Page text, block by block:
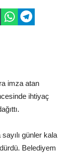
imza atan
ihtiyaç
günler kala
Belediyem